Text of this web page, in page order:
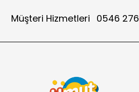
Müşteri Hizmetleri 0546